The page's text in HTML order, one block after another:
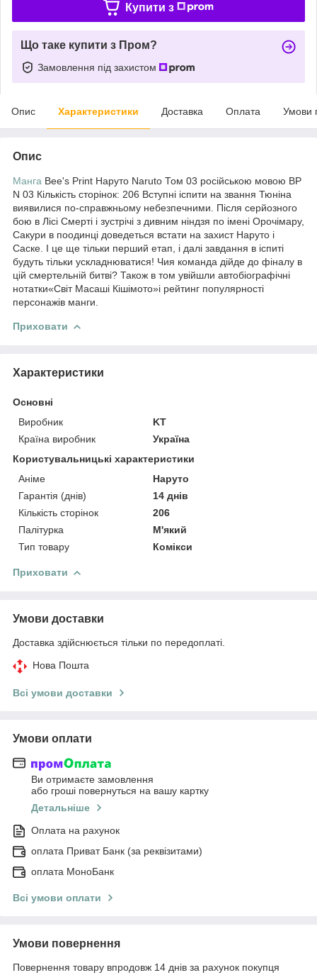
Купити з
Що таке купити з Пром?
Замовлення під захистом
Опис Характеристики Доставка Оплата Умови
Опис
Манга Bee's Print Наруто Naruto Том 03 російською мовою BP
N 03 Кількість сторінок: 206 Вступні іспити на звання Тюніна
виявилися по-справжньому небезпечними. Після серйозного
бою в Лісі Смерті і зустрічі з дивним ніндзя по імені Орочімару,
Сакури в поодинці доведеться встати на захист Наруто і
Саске. І це ще тільки перший етап, і далі завдання в іспиті
будуть тільки ускладнюватися! Чия команда дійде до фіналу в
цій смертельній битві? Також в том увійшли автобіографічні
нотатки«Світ Масаші Кішімото»і рейтинг популярності
персонажів манги.
Приховати
Характеристики
Основні
Виробник
KT
Країна виробник
Україна
Користувальницькі характеристики
Аніме
Наруто
Гарантія (днів)
14 днів
Кількість сторінок
206
Палітурка
М'який
Тип товару
Комікси
Приховати
Умови доставки
Доставка здійснюється тільки по передоплаті.
Нова Пошта
Всі умови доставки
Умови оплати
Ви отримаєте замовлення
або гроші повернуться на вашу картку
Детальніше
Оплата на рахунок
оплата Приват Банк (за реквізитами)
оплата МоноБанк
Всі умови оплати
Умови повернення
Повернення товару впродовж 14 днів за рахунок покупця